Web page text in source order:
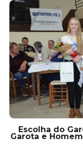
Escolha do
Garota e